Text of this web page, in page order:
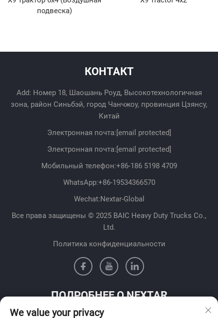
подвеска)
КОНТАКТ
Add: Номер 18, Шаошань Роуд, Высокотехнологичная
зона, район Синьбэй, город Чанчжоу, провинция Цзянсу,
Китай
Электронная почта:[email protected]
Электронная почта:[email protected]
Мобильный телефон:+86-186 5198 4709
WhatsApp:+86-19534366570
Wechat:Nextar-Global
Все права защищены © 2025 BAIC Heavy Duty Trucks Co.,
Ltd.
Политика конфиденциальности
ПОДРОБНЕЕ О NEXTAR
We value your privacy